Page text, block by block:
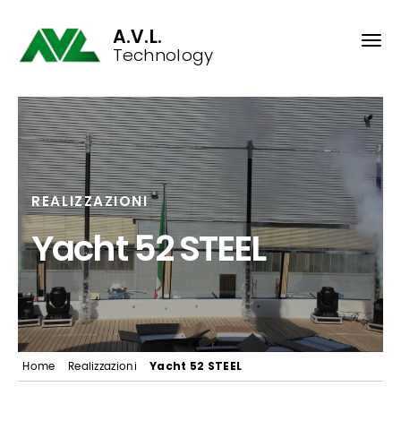
A.V.L.
Technology
REALIZZAZIONI
Yacht 52 STEEL
Home Realizzazioni Yacht 52 STEEL